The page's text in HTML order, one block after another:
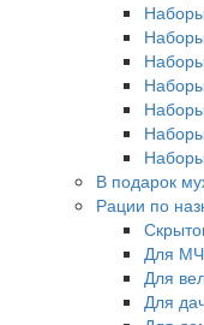
В подарок
Рации по
Для
Для
Для